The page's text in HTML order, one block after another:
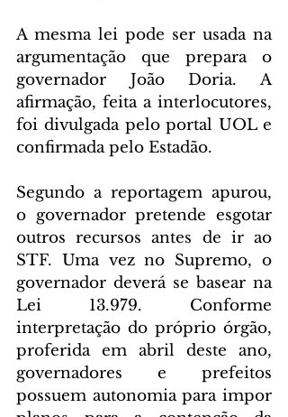
A mesma lei pode ser usada na
argumentação que prepara o
governador João Doria. A
afirmação, feita a interlocutores,
foi divulgada pelo portal UOL e
confirmada pelo Estadão.
Segundo a reportagem apurou,
o governador pretende esgotar
outros recursos antes de ir ao
STF. Uma vez no Supremo, o
governador deverá se basear na
Lei 13.979. Conforme
interpretação do próprio órgão,
proferida em abril deste ano,
governadores e prefeitos
possuem autonomia para impor